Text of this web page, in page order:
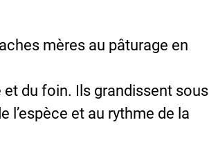
mères au pâturage en
et du foin. Ils grandissent sous
l’espèce et au rythme de la